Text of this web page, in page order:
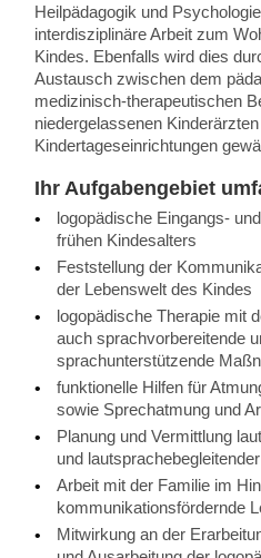
Heilpädagogik und
interdisziplinäre Arbeit zum
Kindes. Ebenfalls wird dies
Austausch zwischen dem
medizinisch-therapeutischen
niedergelassenen
Kindertageseinrichtungen
Ihr Aufgabengebiet
logopädische Eingangs-
frühen Kindesalters
Feststellung der
der Lebenswelt des Kindes
logopädische Therapie mit
auch sprachvorbereitende
sprachunterstützende
funktionelle Hilfen für
sowie Sprechatmung und
Planung und Vermittlung
und
Arbeit mit der Familie im
kommunikationsfördernde
Mitwirkung an der